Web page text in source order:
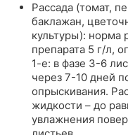
Рассада (томат,
баклажан,
культуры): норма
препарата 5 г/л,
1-е: в фазе 3-6
через 7-10 дней
опрыскивания.
жидкости – до
увлажнения